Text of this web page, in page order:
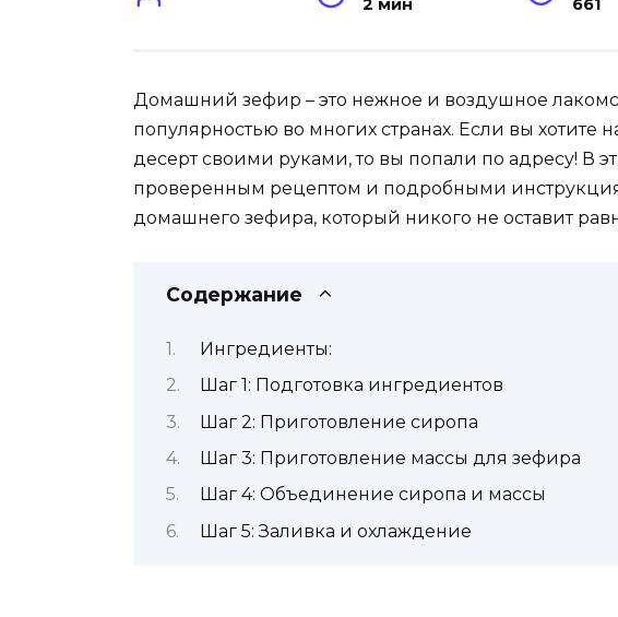
2 мин 661
Домашний зефир – это нежное и воздушное
популярностью во многих странах. Если вы хотите
десерт своими руками, то вы попали по адресу! В
проверенным рецептом и подробными
домашнего зефира, который никого не оставит
Содержание
Ингредиенты:
Шаг 1: Подготовка ингредиентов
Шаг 2: Приготовление сиропа
Шаг 3: Приготовление массы для зефира
Шаг 4: Объединение сиропа и массы
Шаг 5: Заливка и охлаждение